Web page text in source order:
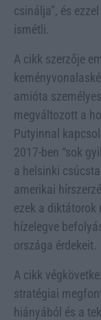
csinálja”, és
ismétli.
A cikk szerzője
amióta
megváltozott a
Putyinnal
2017-ben “sok
a helsinki
amerikai
ezek a diktátorok
hízelegve
országa érdekeit.
A cikk
stratégiai
hiányából és a